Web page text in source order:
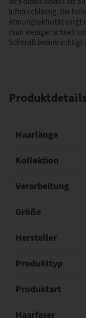
luftdurchlässig. Die
Atmungsaktivität sorgt
man weniger schnell
Schweiß beeinträchtigt
Produktdetails
Haarlänge
Kollektion
Verarbeitung
Größe
Hersteller
Produkttyp
Produktart
Haarfaser